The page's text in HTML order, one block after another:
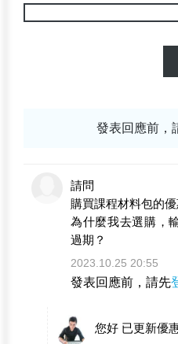
發表回應前，
請問
購買課程材料包的
為什麼我去選購，
過期？
2023.10.25 20:55
發表回應前，請先
您好 已更新優